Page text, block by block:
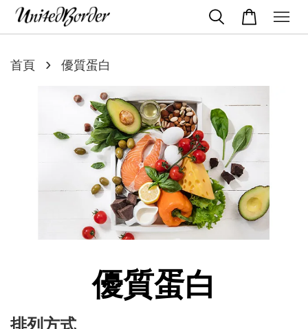
首頁 › 優質蛋白
優質蛋白
排列方式